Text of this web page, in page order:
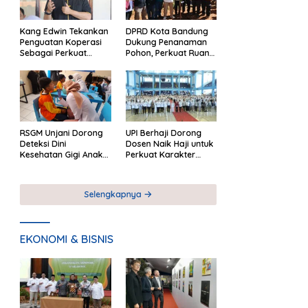
Kang Edwin Tekankan
Penguatan Koperasi
Sebagai Perkuat
DPRD Kota Bandung
Dukung Penanaman
Pohon, Perkuat Ruang
RSGM Unjani Dorong
Deteksi Dini
Kesehatan Gigi Anak
UPI Berhaji Dorong
Dosen Naik Haji untuk
Perkuat Karakter
Selengkapnya
EKONOMI & BISNIS